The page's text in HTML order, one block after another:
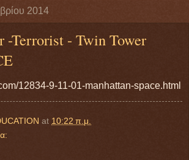
2014
-Terrorist - Twin Tower
12834-9-11-01-manhattan-space.html
at 10:22 π.μ.